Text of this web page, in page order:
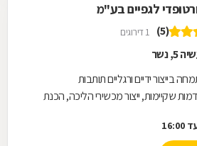
לגפיים בע"מ
(5) 1 דירוגים
5, נשר
בייצור ידיים ורגליים תותבות
שקיימות, ייצור מכשירי הליכה, הכנת
16:00